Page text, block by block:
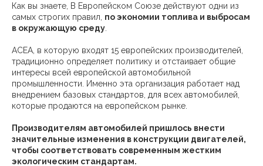
Как вы знаете, В Европейском Союзе действуют одни из
самых строгих правил, по экономии топлива и выбросам
в окружающую среду
АСЕА, в которую входят 15 европейских производителей,
традиционно определяет политику и отстаивает общие
интересы всей европейской автомобильной
промышленности. Именно эта организация работает над
внедрением базовых стандартов, для всех автомобилей,
которые продаются на европейском рынке.
Производителям автомобилей пришлось внести
значительные изменения в конструкции двигателей,
чтобы соответствовать современным жестким
экологическим стандартам.